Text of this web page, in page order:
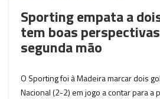
Sporting empata a
tem boas
segunda mão
O Sporting foi à Madeira marcar dois
Nacional (2-2) em jogo a contar para a